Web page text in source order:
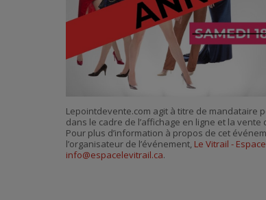
Lepointdevente.com agit à titre de mandataire
dans le cadre de l’affichage en ligne et la
Pour plus d’information à propos de cet
l’organisateur de l’événement, Le Vitrail -
info@espacelevitrail.ca.